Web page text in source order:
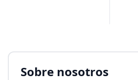
Sobre nosotros